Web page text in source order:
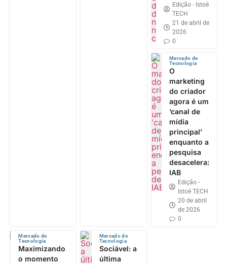
Edição - Istoé
TECH
21 de abril de
2026
0
Mercado de
Tecnologia
O
marketing
do criador
agora é um
‘canal de
mídia
principal’
enquanto a
pesquisa
desacelera:
IAB
Edição -
Istoé TECH
20 de abril
de 2026
0
Mercado de
Tecnologia
Maximizando
o momento
Mercado de
Tecnologia
Sociável: a
última